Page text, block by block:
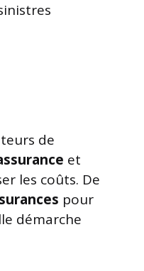
de
et
les coûts. De
pour
démarche